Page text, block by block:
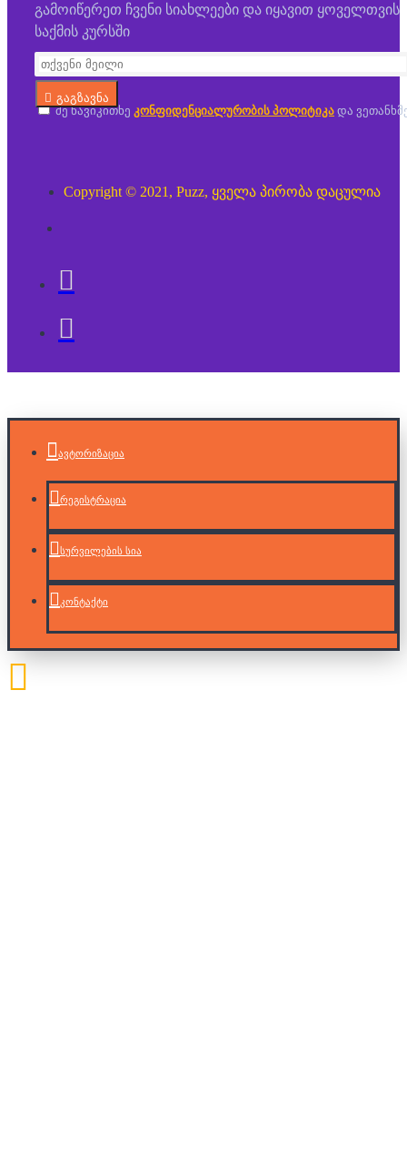
გამოიწერეთ ჩვენი სიახლეები და იყავით ყოველთვის
საქმის კურსში
გაგზავნა
მე წავიკითხე კონფიდენციალურობის პოლიტიკა და
Copyright © 2021, Puzz, ყველა პირობა დაცულია
ავტორიზაცია
რეგისტრაცია
სურვილების სია
კონტაქტი